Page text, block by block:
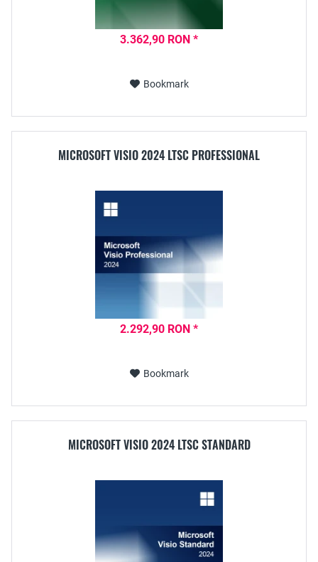
3.362,90 RON *
Bookmark
MICROSOFT VISIO 2024 LTSC PROFESSIONAL
2.292,90 RON *
Bookmark
MICROSOFT VISIO 2024 LTSC STANDARD